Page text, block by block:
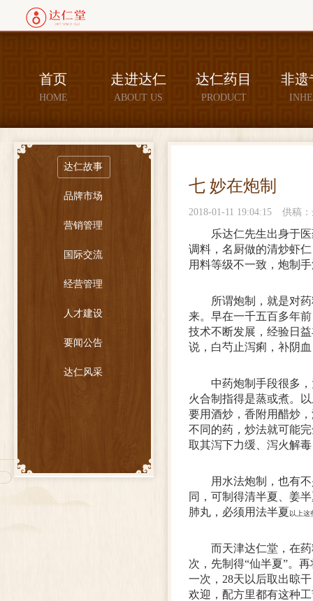
首页
HOME
走进达仁
ABOUT US
达仁药目
PRODUCT
非遗
达仁故事
品牌市场
营销管理
国际交流
经营管理
人才建设
要闻公告
达仁风采
七 妙在炮制
2018-01-11 19:04:15 供稿
乐达仁先生出身于
调料，名厨做的清炒虾
用料等级不一致，炮制
所谓炮制，就是对
来。早在一千五百多年
技术不断发展，经验日
说，白芍止泻痢，补阴
中药炮制手段很多
火合制指得是蒸或煮。
要用酒炒，香附用醋炒
不同的药，炒法就可能
取其泻下力缓、泻火解
用水法炮制，也有
同，可制得清半夏、姜
肺丸，必须用法半夏 以上这
而天津达仁堂，在
次，先制得“仙半夏”。
一次，28天以后取出晾
欢迎，配方里都有这种